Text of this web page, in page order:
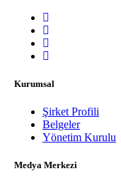
Kurumsal
Şirket Profili
Belgeler
Yönetim Kurulu
Medya Merkezi